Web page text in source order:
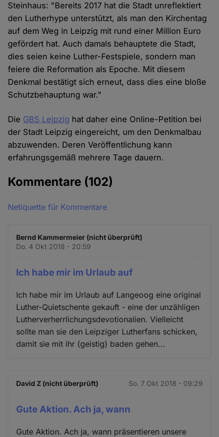
Steinhaus: "Bereits 2017 hat die Stadt unreflektiert
den Lutherhype unterstützt, als man den Kirchentag
auf dem Weg in Leipzig mit rund einer Million Euro
gefördert hat. Auch damals behauptete die Stadt,
dies seien keine Luther-Festspiele, sondern man
feiere die Reformation als Epoche. Mit diesem
Denkmal bestätigt sich erneut, dass dies eine bloße
Schutzbehauptung war."
Die GBS Leipzig hat daher eine Online-Petition bei
der Stadt Leipzig eingereicht, um den Denkmalbau
abzuwenden. Deren Veröffentlichung kann
erfahrungsgemäß mehrere Tage dauern.
Kommentare (102)
Netiquette für Kommentare
Bernd Kammermeier (nicht überprüft)
Do. 4 Okt 2018 - 20:59
Ich habe mir im Urlaub auf
Ich habe mir im Urlaub auf Langeoog eine original
Luther-Quietschente gekauft - eine der unzähligen
Lutherverherrlichungsdevotionalien. Vielleicht
sollte man sie den Leipziger Lutherfans schicken,
damit sie mit ihr (geistig) baden gehen...
David Z (nicht überprüft) So. 7 Okt 2018 - 09:29
Gute Aktion. Ach ja, wann
Gute Aktion. Ach ja, wann präsentieren unsere